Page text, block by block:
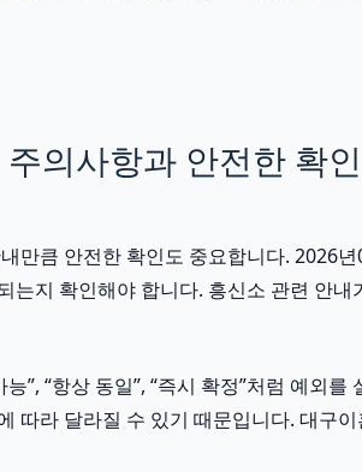
의사항과 안전한 확
만큼 안전한 확인도 중요합니다. 2026
는지 확인해야 합니다. 흥신소 관련 안
”, “항상 동일”, “즉시 확정”처럼 예외
따라 달라질 수 있기 때문입니다. 대구